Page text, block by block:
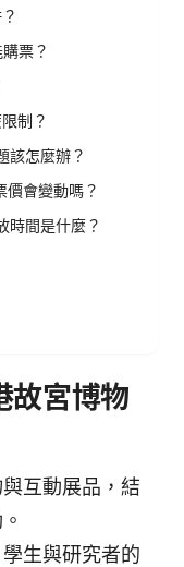
票？
制？
該怎麼辦？
價會變動嗎？
時間是什麼？
故宮博物
互動展品，結
生與研究者的